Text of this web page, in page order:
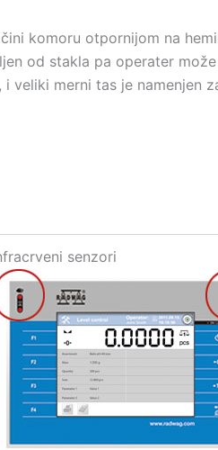
komoru otpornijom na
od stakla pa operater
veliki merni tas je namenjen
senzori